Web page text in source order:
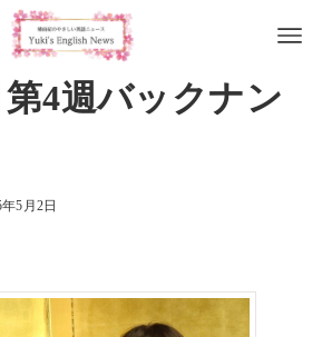
第4週バックナン
年5月2日